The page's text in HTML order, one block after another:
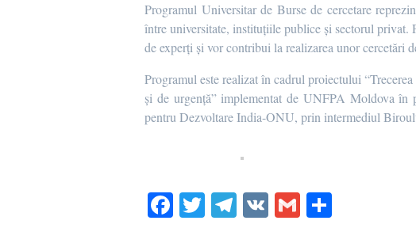
Programul Universitar de Burse de cercetare
între universitate, instituțiile publice și sectorul privat.
de experți și vor contribui la realizarea unor cercetări
Programul este realizat în cadrul proiectului
și de urgență” implementat de UNFPA Moldova
pentru Dezvoltare India-ONU, prin intermediul
Fa T Te V G